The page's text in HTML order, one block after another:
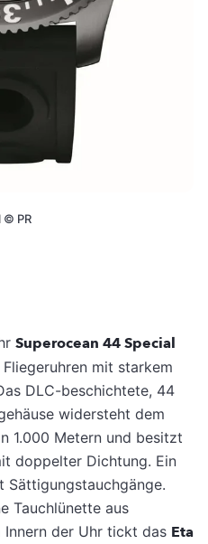
© PR
Superocean 44 Special
mit starkem
DLC-beschichtete, 44
widersteht dem
1.000 Metern und besitzt
doppelter Dichtung. Ein
Sättigungstauchgänge.
Tauchlünette aus
Innern der Uhr tickt das Eta